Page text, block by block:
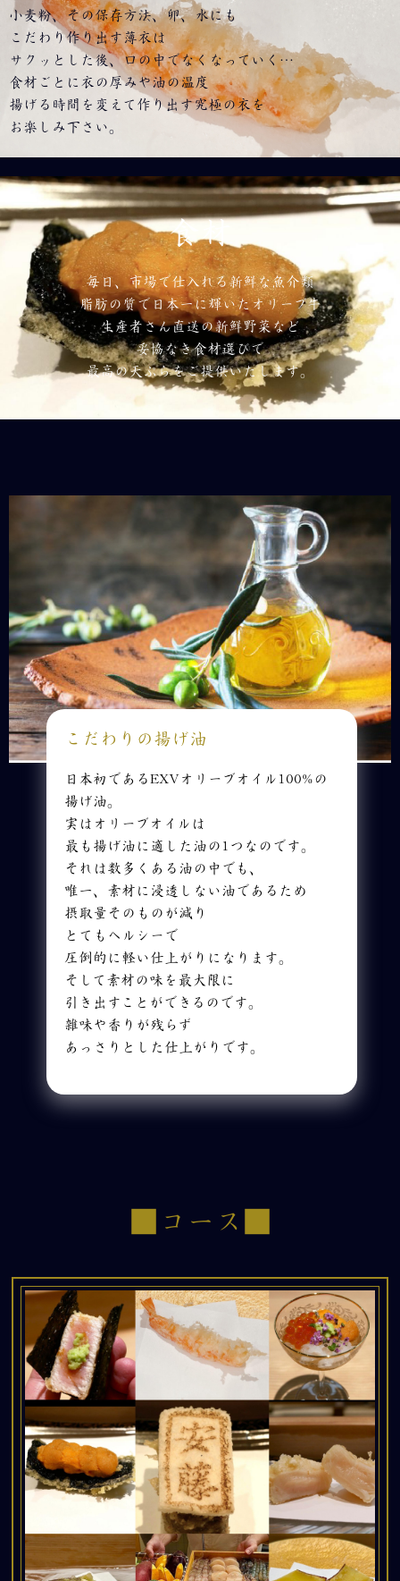
小麦粉、その保存方法、卵、水にも
こだわり作り出す薄衣は
サクッとした後、口の中でなくなっていく…
食材ごとに衣の厚みや油の温度
揚げる時間を変えて作り出す究極の衣を
お楽しみ下さい。
食材
毎日、市場で仕入れる新鮮な魚介類
脂肪の質で日本一に輝いたオリーブ牛
生産者さん直送の新鮮野菜など
妥協なき食材選びで
最高の天ぷらをご提供いたします。
こだわりの揚げ油
日本初であるEXVオリーブオイル100%の
揚げ油。
実はオリーブオイルは
最も揚げ油に適した油の1つなのです。
それは数多くある油の中でも、
唯一、素材に浸透しない油であるため
摂取量そのものが減り
とてもヘルシーで
圧倒的に軽い仕上がりになります。
そして素材の味を最大限に
引き出すことができるのです。
雑味や香りが残らず
あっさりとした仕上がりです。
■コース■